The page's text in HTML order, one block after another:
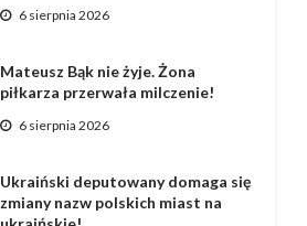
6 sierpnia 2026
Mateusz Bąk nie żyje. Żona
piłkarza przerwała milczenie!
6 sierpnia 2026
Ukraiński deputowany domaga się
zmiany nazw polskich miast na